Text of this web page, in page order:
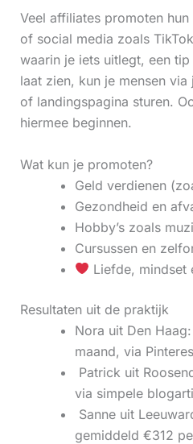
Veel affiliates promoten
of social media zoals
waarin je iets uitlegt, een
laat zien, kun je mensen
of landingspagina sturen.
hiermee beginnen.
Wat kun je promoten?
Geld verdienen
Gezondheid en
Hobby’s zoals
Cursussen en
Liefde, mindset
Resultaten uit de praktijk
Nora uit Den
maand, via
Patrick uit
via simpele
Sanne uit
gemiddeld €312